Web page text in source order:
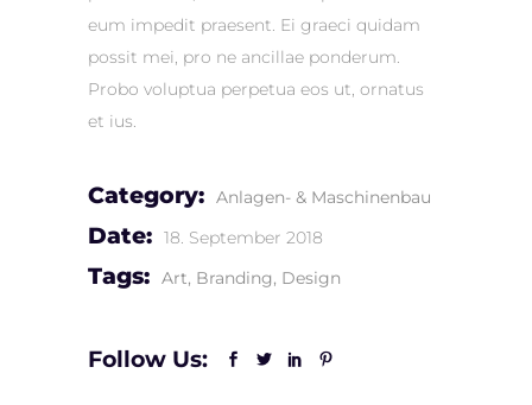
eum impedit praesent. Ei graeci quidam
possit mei, pro ne ancillae ponderum.
Probo voluptua perpetua eos ut, ornatus
et ius.
Category: Anlagen- & Maschinenbau
Date: 18. September 2018
Tags: Art Branding Design
Follow Us: